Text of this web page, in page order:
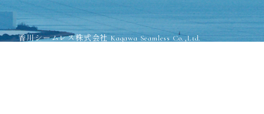
香川シームレス株式会社 Kagawa Seamless Co.,Ltd.